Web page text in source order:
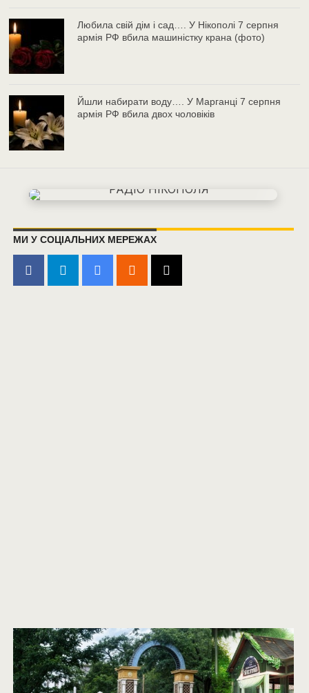
Любила свій дім і сад…. У Нікополі 7 серпня
армія РФ вбила машиністку крана (фото)
Йшли набирати воду…. У Марганці 7 серпня
армія РФ вбила двох чоловіків
МИ У СОЦІАЛЬНИХ МЕРЕЖАХ